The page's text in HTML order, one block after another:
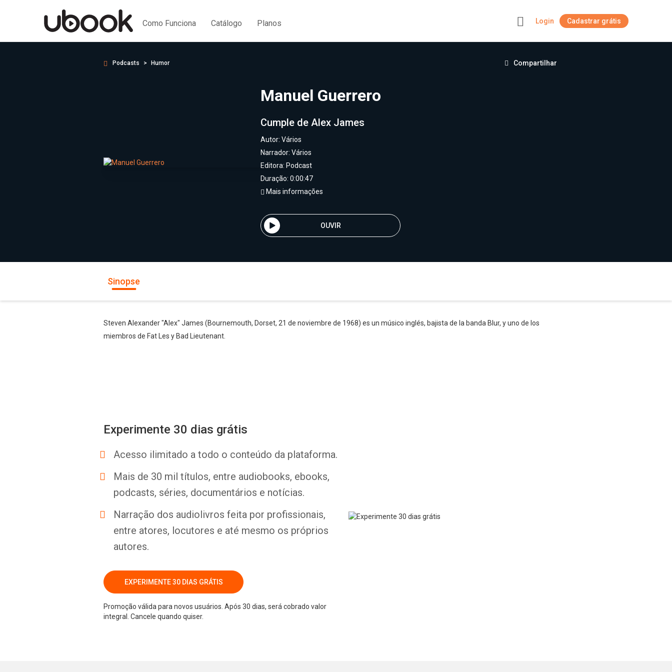
Como Funciona Catálogo Planos Login Cadastrar grátis
Podcasts Humor Compartilhar
Manuel Guerrero
Cumple de Alex James
Autor: Vários
Narrador: Vários
Editora: Podcast
Duração: 0:00:47
Mais informações
OUVIR
Sinopse
Steven Alexander "Alex" James (Bournemouth, Dorset, 21 de noviembre de 1968) es un músico inglés, bajista de la banda Blur, y uno de los
miembros de Fat Les y Bad Lieutenant.
Experimente 30 dias grátis
Acesso ilimitado a todo o conteúdo da plataforma.
Mais de 30 mil títulos, entre audiobooks, ebooks,
podcasts, séries, documentários e notícias.
Narração dos audiolivros feita por profissionais,
entre atores, locutores e até mesmo os próprios
autores.
EXPERIMENTE 30 DIAS GRÁTIS
Promoção válida para novos usuários. Após 30 dias, será cobrado valor
integral. Cancele quando quiser.